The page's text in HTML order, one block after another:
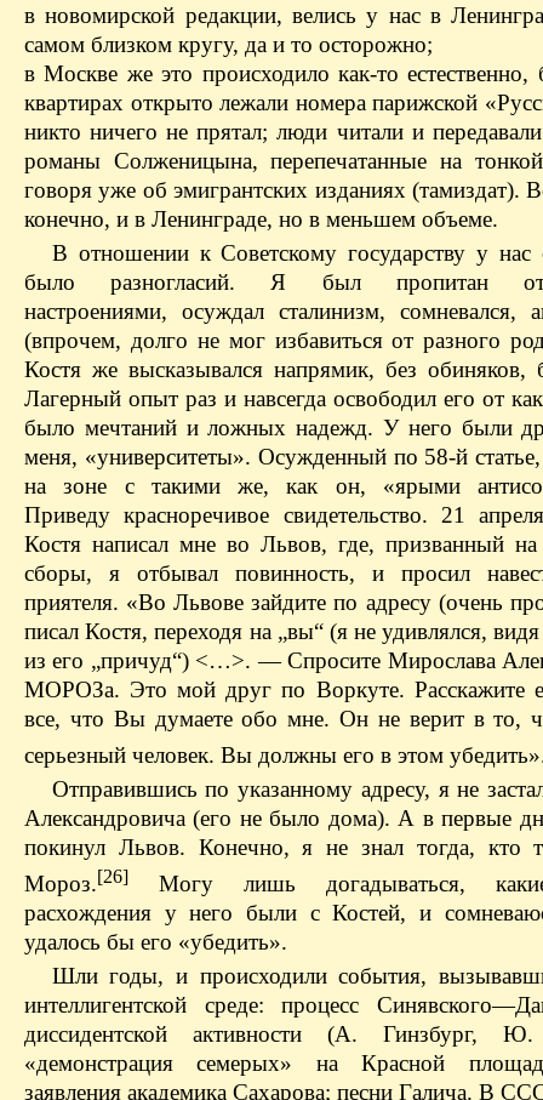
в новомирской редакции, велись у нас в
самом близком кругу, да и то осторожно;
в Москве же это происходило как-то
квартирах открыто лежали номера парижской
никто ничего не прятал; люди читали и
романы Солженицына, перепечатанные на
говоря уже об эмигрантских изданиях (тамиздат).
конечно, и в Ленинграде, но в меньшем объеме.
В отношении к Советскому государству у нас
было разногласий. Я был пропитан
настроениями, осуждал сталинизм, сомневался,
(впрочем, долго не мог избавиться от разного
Костя же высказывался напрямик, без обиняков,
Лагерный опыт раз и навсегда освободил его от
было мечтаний и ложных надежд. У него были
меня, «университеты». Осужденный по 58‑й
на зоне с такими же, как он, «ярыми
Приведу красноречивое свидетельство. 21
Костя написал мне во Львов, где, призванный на
сборы, я отбывал повинность, и просил
приятеля. «Во Львове зайдите по адресу (очень
писал Костя, переходя на „вы“ (я не удивлялся,
из его „причуд“) <…>. — Cпросите Мирослава
МОРОЗа. Это мой друг по Воркуте. Расскажите
все, что Вы думаете обо мне. Он не верит в то,
серьезный человек. Вы должны его в этом
Отправившись по указанному адресу, я не
Александровича (его не было дома). А в первые
покинул Львов. Конечно, я не знал тогда,
Мороз.[26]
Могу лишь догадываться,
расхождения у него были с Костей, и
удалось бы его «убедить».
Шли годы, и происходили события,
интеллигентской среде: процесс
диссидентской активности (А. Гинзбург, Ю.
«демонстрация семерых» на Красной
заявления академика Сахарова; песни Галича. В